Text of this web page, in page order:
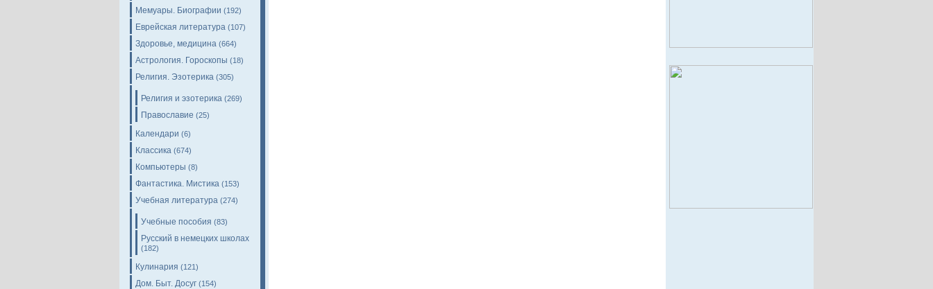
Мемуары. Биографии (192)
Еврейская литература (107)
Здоровье, медицина (664)
Астрология. Гороскопы (18)
Религия. Эзотерика (305)
Религия и эзотерика (269)
Православие (25)
Календари (6)
Классика (674)
Компьютеры (8)
Фантастика. Мистика (153)
Учебная литература (274)
Учебные пособия (83)
Русский в немецких школах
(182)
Кулинария (121)
Дом. Быт. Досуг (154)